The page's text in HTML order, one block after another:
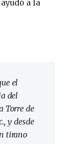
a la
el
del
Torre de
y desde
tirano